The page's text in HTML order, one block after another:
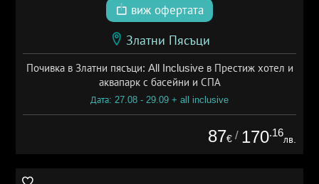
виж офертата
Златни Пясъци
Почивка в Златни пясъци: All Inclusive в Престиж хотел и
аквапарк с басейни и СПА
Дата: 27.08 - 29.09 + all inclusive
87€ / 170.16
лв.